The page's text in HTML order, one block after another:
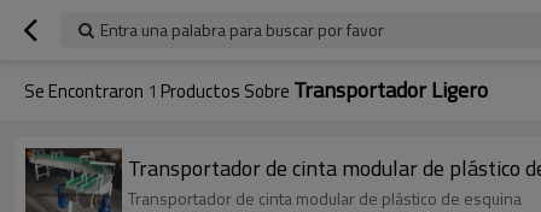
Entra una palabra para buscar por favor
Se Encontraron 1 Productos Sobre Transportador Ligero
Transportador de cinta modular de plástico
Transportador de cinta modular de plástico de esquina